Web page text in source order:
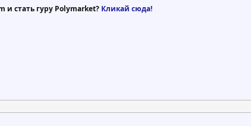
и стать гуру Polymarket? Кликай сюда!